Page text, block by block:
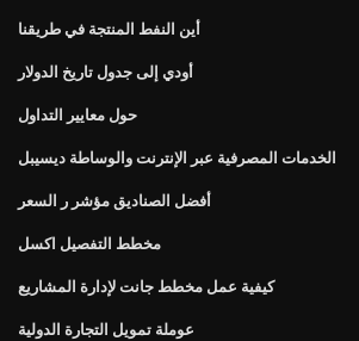
أين النفط المنتجة في طريقنا
أودي إلى جدول تاريخ الدولار
حول معايير التداول
الخدمات المصرفية عبر الإنترنت والوساطة ديسيبل
أفضل الصناديق مؤشر ر السعر
مخطط التفصيل اكسل
كيفية عمل مخطط جانت لإدارة المشاريع
عوملة تمويل التجارة الدولية